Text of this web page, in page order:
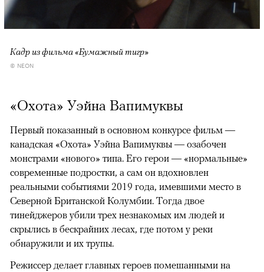
Кадр из фильма «Бумажный тигр»
© NEON
«Охота» Уэйна Вапимуквы
Первый показанный в основном конкурсе фильм —
канадская «Охота» Уэйна Вапимуквы — озабочен
монстрами «нового» типа. Его герои — «нормальные»
современные подростки, а сам он вдохновлен
реальными событиями 2019 года, имевшими место в
Северной Британской Колумбии. Тогда двое
тинейджеров убили трех незнакомых им людей и
скрылись в бескрайних лесах, где потом у реки
обнаружили и их трупы.
Режиссер делает главных героев помешанными на